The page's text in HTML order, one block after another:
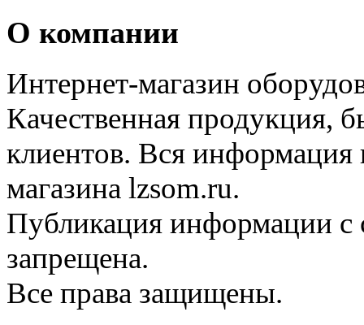
О компании
Интернет-магазин
Качественная продукция,
клиентов. Вся информация
магазина lzsom.ru.
Публикация информации с
запрещена.
Все права защищены.